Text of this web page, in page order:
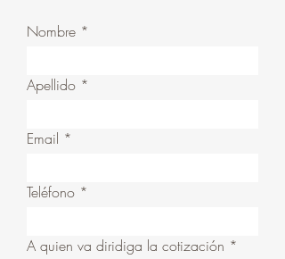
Nombre
Apellido
Email
Teléfono
A quien va diridiga la cotización